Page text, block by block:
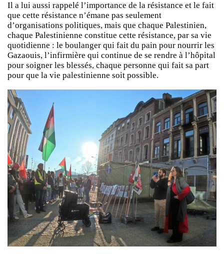
Il a lui aussi rappelé l’importance de la résistance et le fait
que cette résistance n’émane pas seulement
d’organisations politiques, mais que chaque Palestinien,
chaque Palestinienne constitue cette résistance, par sa vie
quotidienne : le boulanger qui fait du pain pour nourrir les
Gazaouis, l’infirmière qui continue de se rendre à l’hôpital
pour soigner les blessés, chaque personne qui fait sa part
pour que la vie palestinienne soit possible.